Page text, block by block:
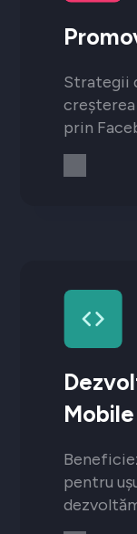
Strategii
prin
Mobile
pentru